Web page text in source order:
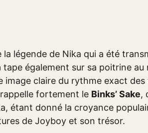
légende de Nika qui a été
tape également sur sa poitrine
claire du rythme exact
fortement le Binks’ Sake,
étant donné la croyance
de Joyboy et son trésor.